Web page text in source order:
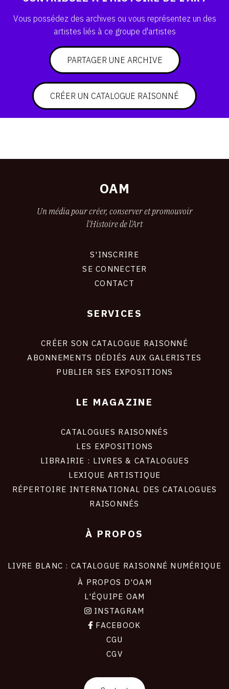
CRÉER SON CATALOGUE RAISONNÉ
ABONNEMENTS DÉDIÉS AUX GALERISTES
CRÉER SON SITE ARTISTE
CRÉER SON CATALOGUE D'EXPO
PUBLIER SES EXPOSITIONS
À PROPOS D'OAM
CGU
CGV
INSTAGRAM
FACEBOOK
Vous possédez des archives ou vous représentez un des
artistes liés à ce groupe d'artistes
PARTAGER UNE ARCHIVE
CRÉER UN CATALOGUE RAISONNÉ
OAM
Un média pour créer, conserver et promouvoir
l'Histoire de l'Art
S'INSCRIRE
SE CONNECTER
CONTACT
SERVICES
CRÉER SON CATALOGUE RAISONNÉ
ABONNEMENTS DÉDIÉS AUX GALERISTES
PUBLIER SES EXPOSITIONS
LE MAGAZINE
CATALOGUES RAISONNÉS
LES EXPOSITIONS
LIBRAIRIE : LIVRES & CATALOGUES
LEXIQUE ARTISTIQUE
RÉPERTOIRE INTERNATIONAL DES CATALOGUES
RAISONNÉS
À PROPOS
LIVRE BLANC : CATALOGUE RAISONNÉ NUMÉRIQUE
À PROPOS D'OAM
L'ÉQUIPE OAM
INSTAGRAM
FACEBOOK
CGU
CGV